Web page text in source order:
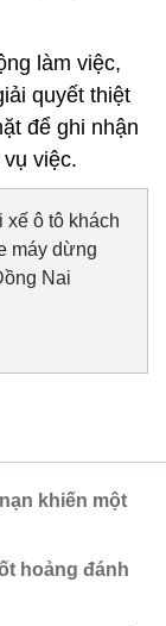
làm việc,
quyết thiệt
để ghi nhận
việc.
xế ô tô khách
máy dừng
Nai
khiến một
hoảng đánh